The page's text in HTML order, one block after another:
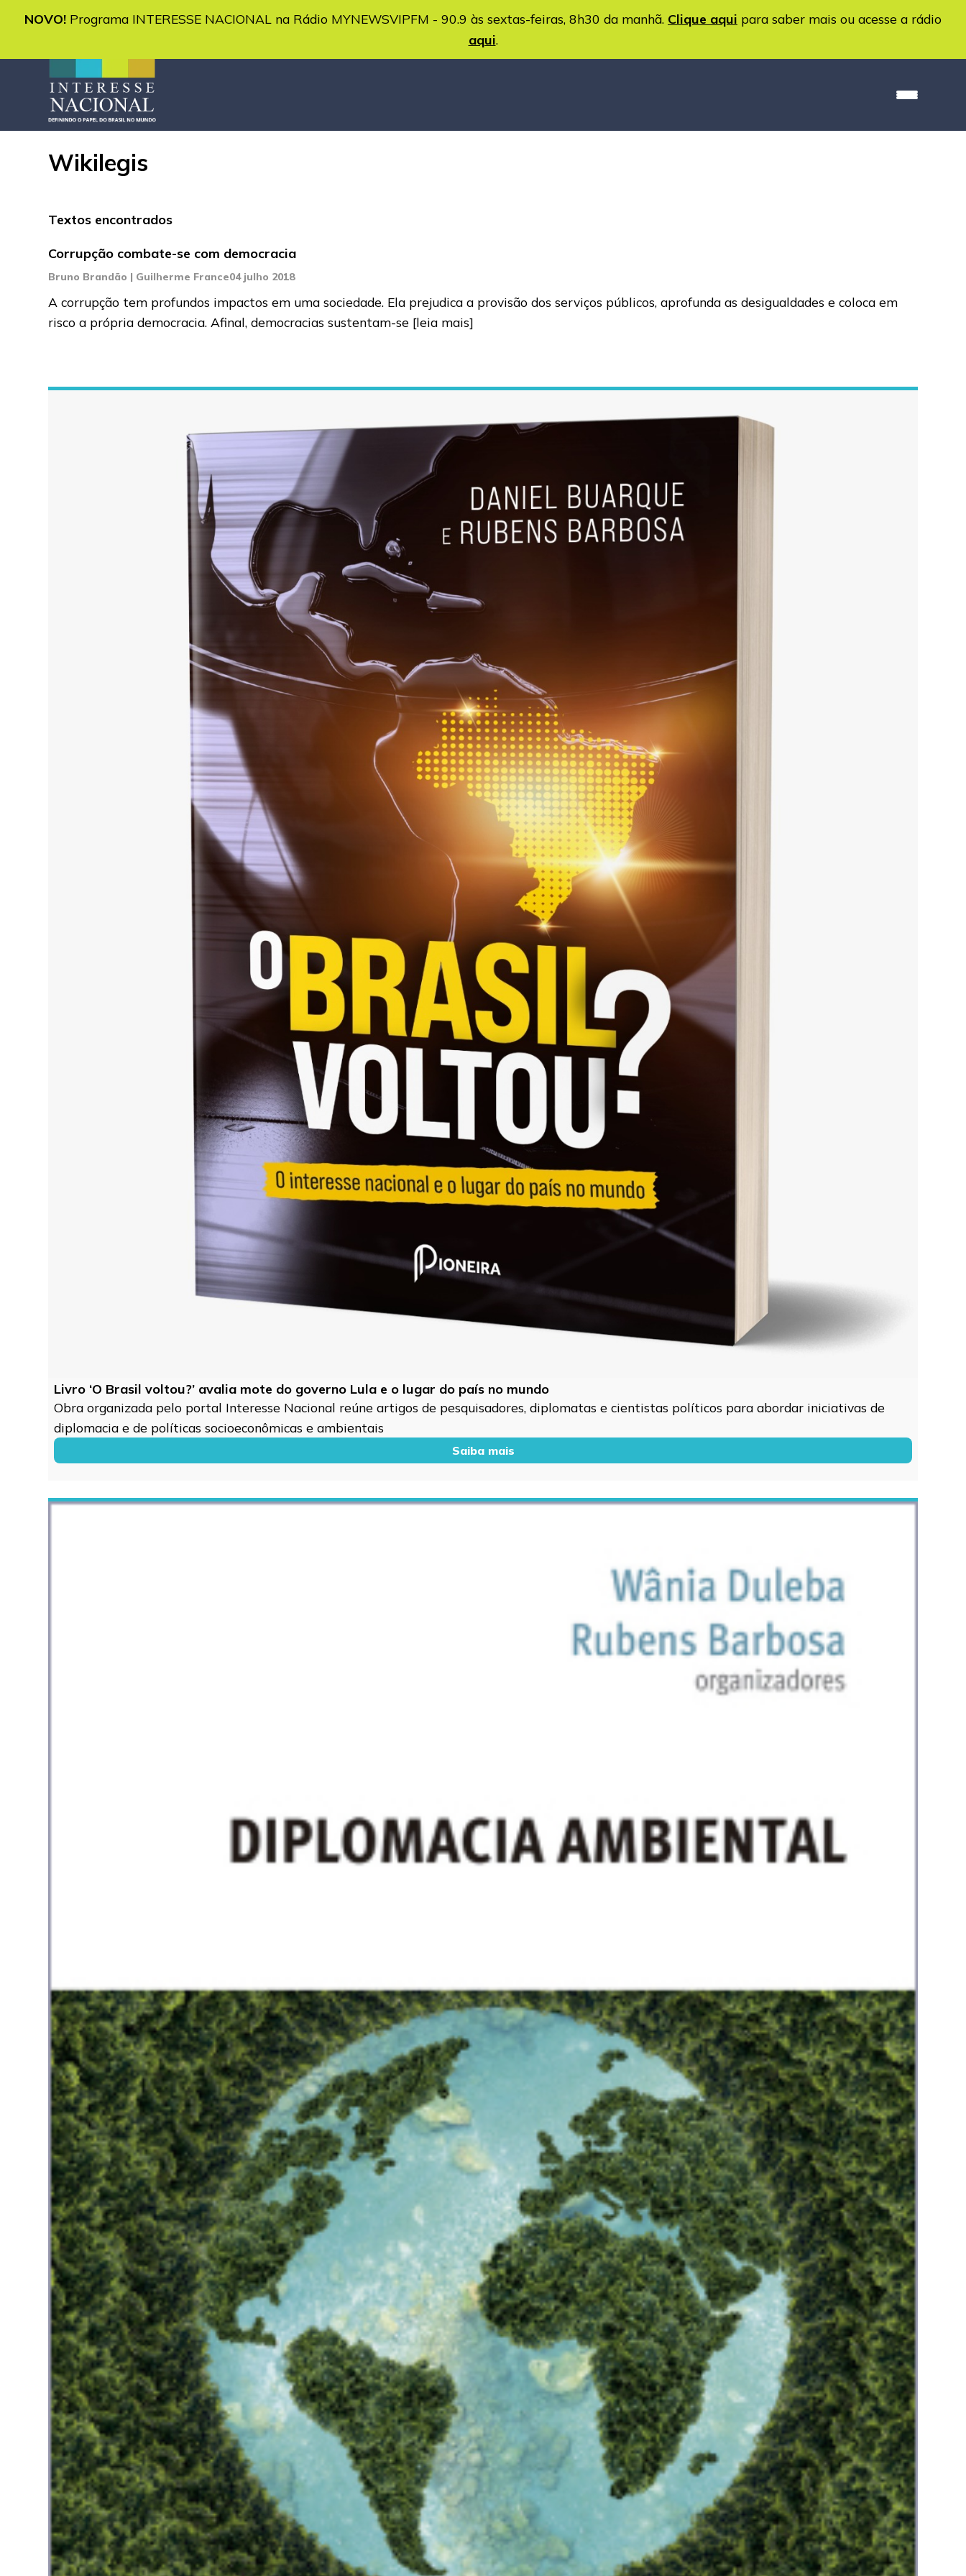
NOVO! Programa INTERESSE NACIONAL na Rádio MYNEWSVIPFM - 90.9 às sextas-feiras, 8h30 da manhã. Clique aqui para saber mais ou acesse a rádio
aqui.
Wikilegis
Textos encontrados
Corrupção combate-se com democracia
Bruno Brandão | Guilherme France04 julho 2018
A corrupção tem profundos impactos em uma sociedade. Ela prejudica a provisão dos serviços públicos, aprofunda as desigualdades e coloca em
risco a própria democracia. Afinal, democracias sustentam-se [leia mais]
Livro ‘O Brasil voltou?’ avalia mote do governo Lula e o lugar do país no mundo
Obra organizada pelo portal Interesse Nacional reúne artigos de pesquisadores, diplomatas e cientistas políticos para abordar iniciativas de
diplomacia e de políticas socioeconômicas e ambientais
Saiba mais